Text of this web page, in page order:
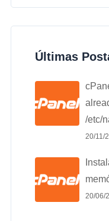
Últimas
/etc/
20/11/
20/06/